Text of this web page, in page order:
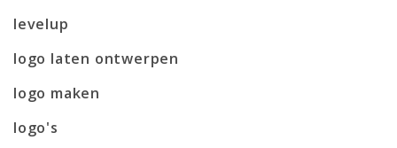
levelup
logo laten ontwerpen
logo maken
logo's